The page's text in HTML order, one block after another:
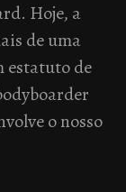
Hoje, a
de uma
estatuto de
o nosso